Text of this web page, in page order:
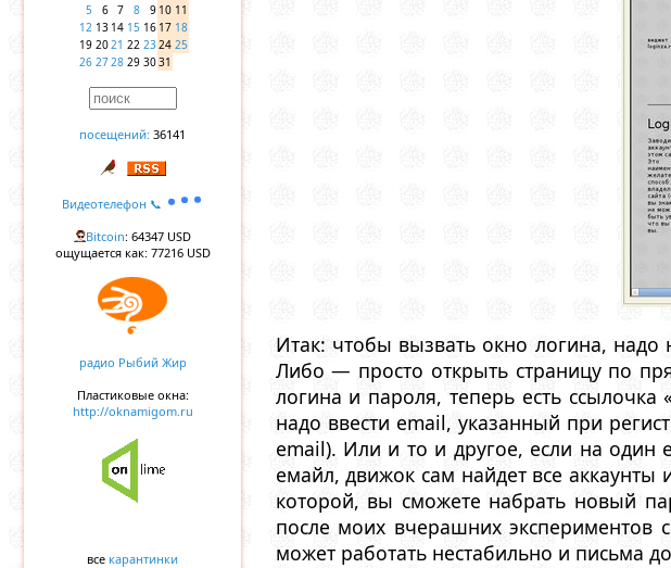
5
6 7 8 9 10 11
12 13 14 15 16 17 18
19 2021 22 2324 25
26 2728 29 3031
посещений: 36141
Видеотелефон 📞
Bitcoin: 64347 USD
ощущается как: 77216 USD
радио Рыбий Жир
Пластиковые окна:
http://oknamigom.ru
все карантинки
Итак: чтобы вызвать окно логина, надо
Либо — просто открыть страницу по
логина и пароля, теперь есть
надо ввести email, указанный при
email). Или и то и другое, если на один
емайл, движок сам найдет все
которой, вы сможете набрать новый
после моих вчерашних экспериментов
может работать нестабильно и письма